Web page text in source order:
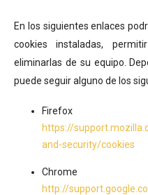
En los siguientes enlaces
cookies instaladas,
eliminarlas de su equipo.
puede seguir alguno de los
https://
and-security/cookies
http://